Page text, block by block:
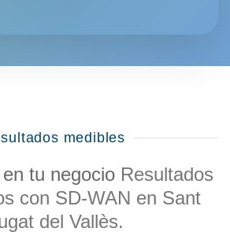
medibles
tu negocio Resultados
con SD-WAN en Sant
del Vallès.